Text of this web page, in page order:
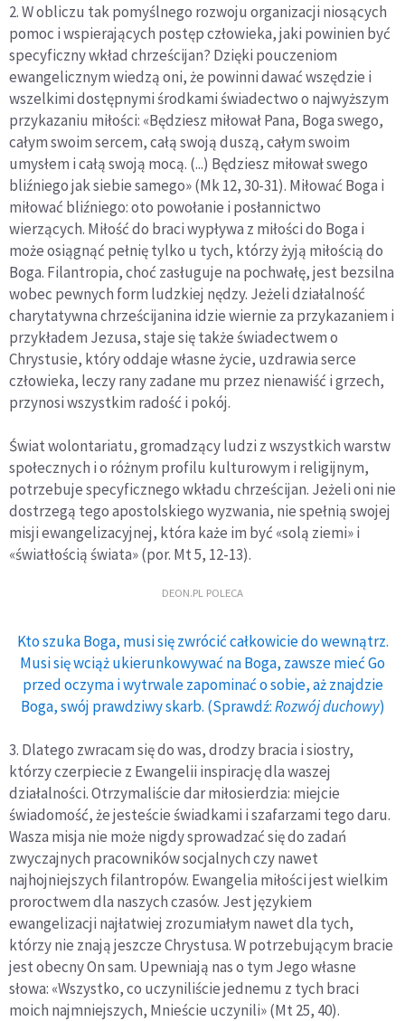
2. W obliczu tak pomyślnego rozwoju organizacji niosących
pomoc i wspierających postęp człowieka, jaki powinien być
specyficzny wkład chrześcijan? Dzięki pouczeniom
ewangelicznym wiedzą oni, że powinni dawać wszędzie i
wszelkimi dostępnymi środkami świadectwo o najwyższym
przykazaniu miłości: «Będziesz miłował Pana, Boga swego,
całym swoim sercem, całą swoją duszą, całym swoim
umysłem i całą swoją mocą. (...) Będziesz miłował swego
bliźniego jak siebie samego» (Mk 12, 30-31). Miłować Boga i
miłować bliźniego: oto powołanie i posłannictwo
wierzących. Miłość do braci wypływa z miłości do Boga i
może osiągnąć pełnię tylko u tych, którzy żyją miłością do
Boga. Filantropia, choć zasługuje na pochwałę, jest bezsilna
wobec pewnych form ludzkiej nędzy. Jeżeli działalność
charytatywna chrześcijanina idzie wiernie za przykazaniem i
przykładem Jezusa, staje się także świadectwem o
Chrystusie, który oddaje własne życie, uzdrawia serce
człowieka, leczy rany zadane mu przez nienawiść i grzech,
przynosi wszystkim radość i pokój.
Świat wolontariatu, gromadzący ludzi z wszystkich warstw
społecznych i o różnym profilu kulturowym i religijnym,
potrzebuje specyficznego wkładu chrześcijan. Jeżeli oni nie
dostrzegą tego apostolskiego wyzwania, nie spełnią swojej
misji ewangelizacyjnej, która każe im być «solą ziemi» i
«światłością świata» (por. Mt 5, 12-13).
DEON.PL POLECA
Kto szuka Boga, musi się zwrócić całkowicie do wewnątrz.
Musi się wciąż ukierunkowywać na Boga, zawsze mieć Go
przed oczyma i wytrwale zapominać o sobie, aż znajdzie
Boga, swój prawdziwy skarb. (Sprawdź:Rozwój duchowy)
3. Dlatego zwracam się do was, drodzy bracia i siostry,
którzy czerpiecie z Ewangelii inspirację dla waszej
działalności. Otrzymaliście dar miłosierdzia: miejcie
świadomość, że jesteście świadkami i szafarzami tego daru.
Wasza misja nie może nigdy sprowadzać się do zadań
zwyczajnych pracowników socjalnych czy nawet
najhojniejszych filantropów. Ewangelia miłości jest wielkim
proroctwem dla naszych czasów. Jest językiem
ewangelizacji najłatwiej zrozumiałym nawet dla tych,
którzy nie znają jeszcze Chrystusa. W potrzebującym bracie
jest obecny On sam. Upewniają nas o tym Jego własne
słowa: «Wszystko, co uczyniliście jednemu z tych braci
moich najmniejszych, Mnieście uczynili» (Mt 25, 40).